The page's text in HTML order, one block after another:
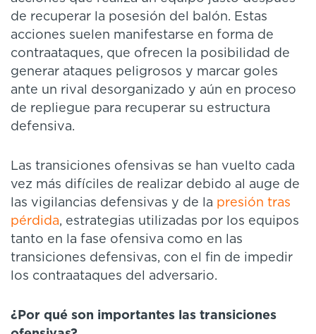
de recuperar la posesión del balón. Estas
acciones suelen manifestarse en forma de
contraataques, que ofrecen la posibilidad de
generar ataques peligrosos y marcar goles
ante un rival desorganizado y aún en proceso
de repliegue para recuperar su estructura
defensiva.
Las transiciones ofensivas se han vuelto cada
vez más difíciles de realizar debido al auge de
las vigilancias defensivas y de la presión tras
pérdida, estrategias utilizadas por los equipos
tanto en la fase ofensiva como en las
transiciones defensivas, con el fin de impedir
los contraataques del adversario.
¿Por qué son importantes las transiciones